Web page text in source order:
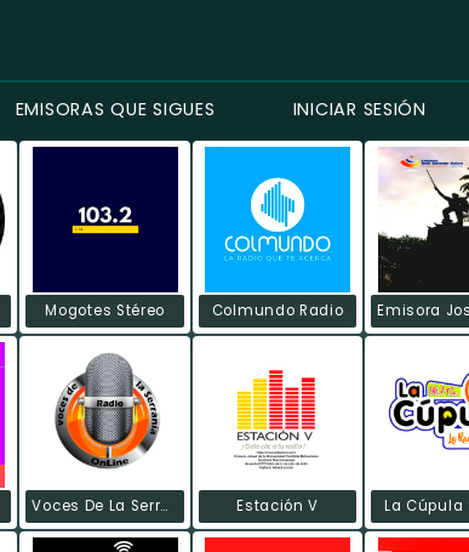
EMISORAS QUE SIGUES INICIAR SESIÓN
Mogotes Stéreo Colmundo Radio
Voces De La Serrania Estación V La Cúpula